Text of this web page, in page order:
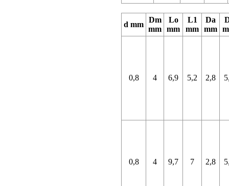
d mm
Dm
mm
Lo
mm
L1
mm
Da
mm
0,8 4 6,9 5,2 2,8
0,8 4 9,7 7 2,8